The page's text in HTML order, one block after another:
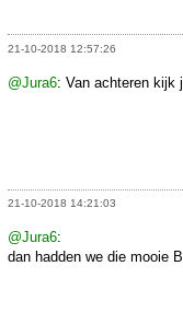
21-10-2018 12:57:26
@Jura6: Van achteren kijk
21-10-2018 14:21:03
@Jura6:
dan hadden we die mooie